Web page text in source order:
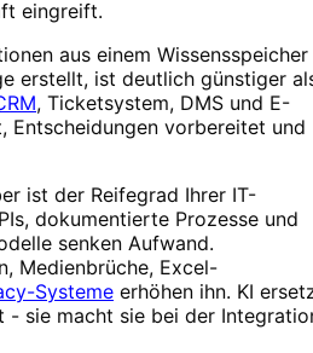
eingreift.
aus einem Wissensspeicher
erstellt, ist deutlich günstiger
, Ticketsystem, DMS und E-
Entscheidungen vorbereitet und
ist der Reifegrad Ihrer IT-
dokumentierte Prozesse und
senken Aufwand.
Medienbrüche, Excel-
Systeme erhöhen ihn. KI
- sie macht sie bei der